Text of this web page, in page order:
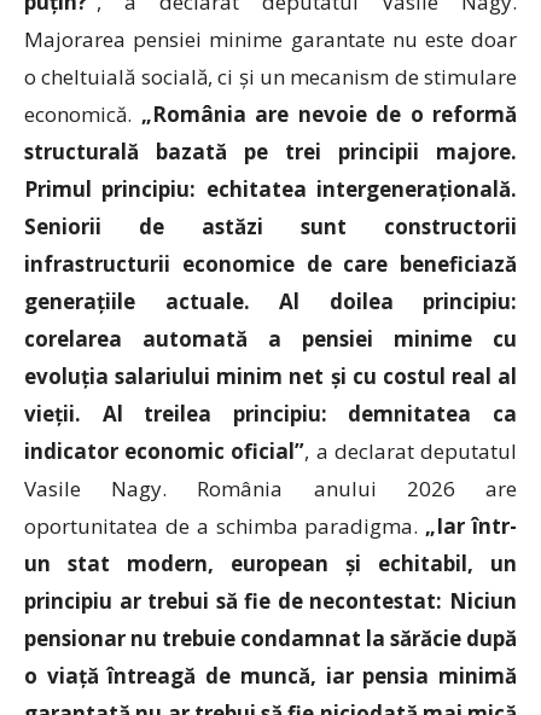
Majorarea pensiei minime garantate nu este doar
o cheltuială socială, ci și un mecanism de stimulare
economică. „România are nevoie de o reformă
structurală bazată pe trei principii majore.
Primul principiu: echitatea intergenerațională.
Seniorii de astăzi sunt constructorii
infrastructurii economice de care beneficiază
generațiile actuale. Al doilea principiu:
corelarea automată a pensiei minime cu
evoluția salariului minim net și cu costul real al
vieții. Al treilea principiu: demnitatea ca
indicator economic oficial”, a declarat deputatul
Vasile Nagy. România anului 2026 are
oportunitatea de a schimba paradigma. „Iar într-
un stat modern, european și echitabil, un
principiu ar trebui să fie de necontestat: Niciun
pensionar nu trebuie condamnat la sărăcie după
o viață întreagă de muncă, iar pensia minimă